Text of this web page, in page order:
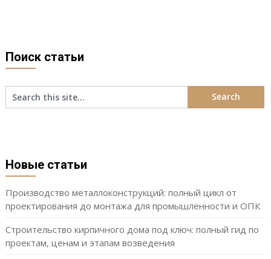
Поиск статьи
Новые статьи
Производство металлоконструкций: полный цикл от
проектирования до монтажа для промышленности и ОПК
Строительство кирпичного дома под ключ: полный гид по
проектам, ценам и этапам возведения